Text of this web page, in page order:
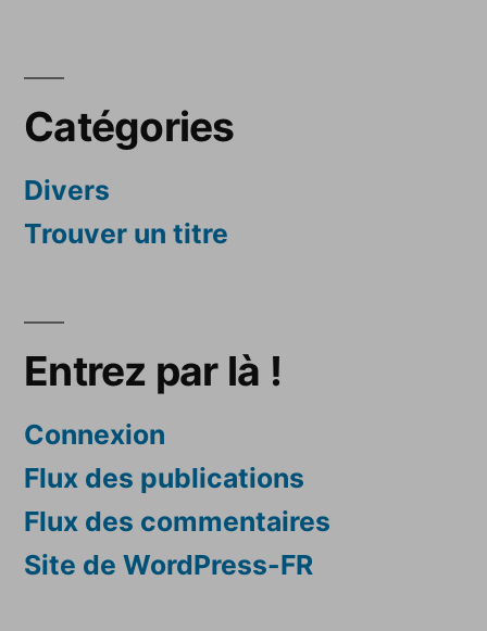
Catégories
Divers
Trouver un titre
Entrez par là !
Connexion
Flux des publications
Flux des commentaires
Site de WordPress-FR